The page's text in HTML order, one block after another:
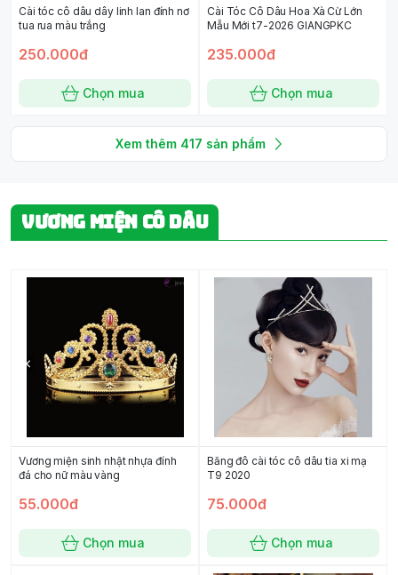
Cài tóc cô dâu dây linh lan đính nơ
tua rua màu trắng
250.000đ
Chọn mua
Cài Tóc Cô Dâu Hoa Xà Cừ Lớn
Mẫu Mới t7-2026 GIANGPKC
235.000đ
Chọn mua
Xem thêm 417 sản phẩm
VƯƠNG MIỆN CÔ DÂU
Vương miện sinh nhật nhựa đính
đá cho nữ màu vàng
55.000đ
Chọn mua
Băng đô cài tóc cô dâu tia xi mạ
T9 2020
75.000đ
Chọn mua